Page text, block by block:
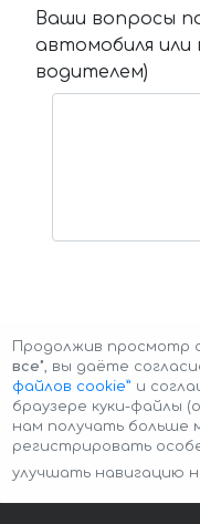
Ваши вопросы
автомобиля
водителем)
Авторские права ©
Продолжив просмотр
все", вы даёте
файлов cookie” и
браузере куки-файлы
нам получать больше
регистрировать
улучшать навигацию